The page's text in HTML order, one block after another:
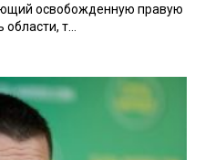
освобожденную правую
т...